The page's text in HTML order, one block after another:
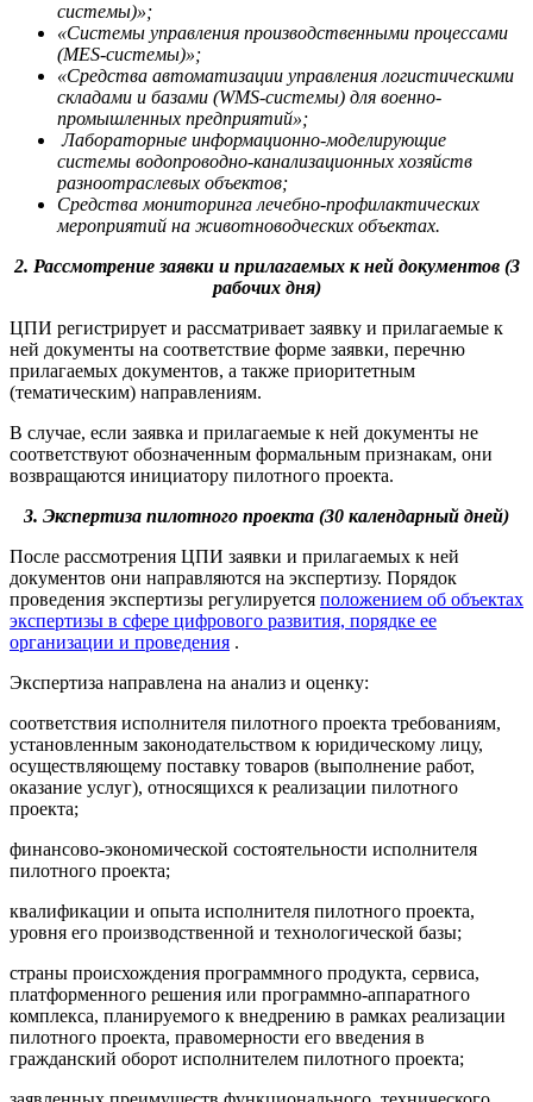
системы)»;
«Системы управления производственными процессами
(MES-системы)»;
«Средства автоматизации управления логистическими
складами и базами (WMS-системы) для военно-
промышленных предприятий»;
Лабораторные информационно-моделирующие
системы водопроводно-канализационных хозяйств
разноотраслевых объектов;
Средства мониторинга лечебно-профилактических
мероприятий на животноводческих объектах.
2. Рассмотрение заявки и прилагаемых к ней документов (3
рабочих дня)
ЦПИ регистрирует и рассматривает заявку и прилагаемые к
ней документы на соответствие форме заявки, перечню
прилагаемых документов, а также приоритетным
(тематическим) направлениям.
В случае, если заявка и прилагаемые к ней документы не
соответствуют обозначенным формальным признакам, они
возвращаются инициатору пилотного проекта.
3. Экспертиза пилотного проекта (30 календарный дней)
После рассмотрения ЦПИ заявки и прилагаемых к ней
документов они направляются на экспертизу. Порядок
проведения экспертизы регулируется положением об объектах
экспертизы в сфере цифрового развития, порядке ее
организации и проведения .
Экспертиза направлена на анализ и оценку:
соответствия исполнителя пилотного проекта требованиям,
установленным законодательством к юридическому лицу,
осуществляющему поставку товаров (выполнение работ,
оказание услуг), относящихся к реализации пилотного
проекта;
финансово-экономической состоятельности исполнителя
пилотного проекта;
квалификации и опыта исполнителя пилотного проекта,
уровня его производственной и технологической базы;
страны происхождения программного продукта, сервиса,
платформенного решения или программно-аппаратного
комплекса, планируемого к внедрению в рамках реализации
пилотного проекта, правомерности его введения в
гражданский оборот исполнителем пилотного проекта;